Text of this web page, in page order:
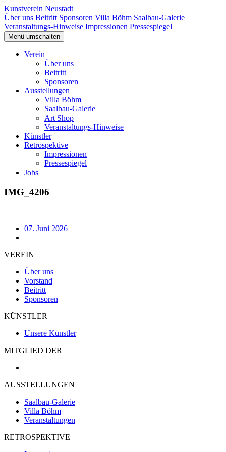
Kunstverein Neustadt
Über uns Beitritt Sponsoren Villa Böhm Saalbau-Galerie
Veranstaltungs-Hinweise Impressionen Pressespiegel
Menü umschalten
Verein
Über uns
Beitritt
Sponsoren
Ausstellungen
Villa Böhm
Saalbau-Galerie
Art Shop
Veranstaltungs-Hinweise
Künstler
Retrospektive
Impressionen
Pressespiegel
Jobs
IMG_4206
07. Juni 2026
VEREIN
Über uns
Vorstand
Beitritt
Sponsoren
KÜNSTLER
Unsere Künstler
MITGLIED DER
AUSSTELLUNGEN
Saalbau-Galerie
Villa Böhm
Veranstaltungen
RETROSPEKTIVE